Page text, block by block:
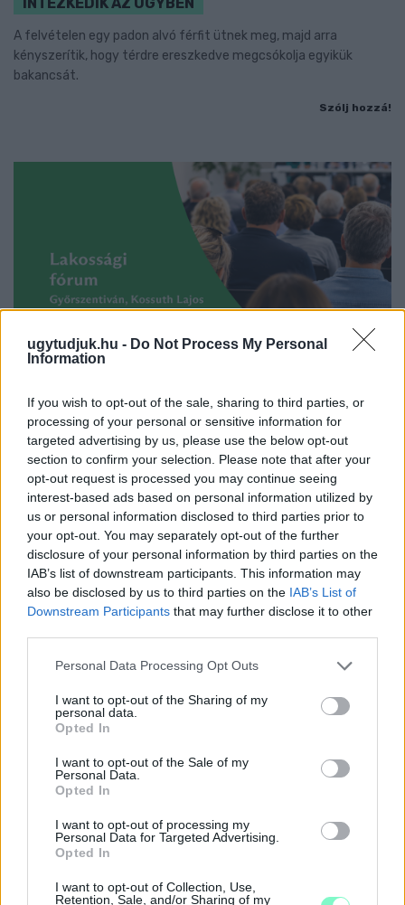
ugytudjuk.hu - Do Not Process My Personal
Information
If you wish to opt-out of the sale, sharing to third parties, or
processing of your personal or sensitive information for
targeted advertising by us, please use the below opt-out
section to confirm your selection. Please note that after your
opt-out request is processed you may continue seeing
interest-based ads based on personal information utilized by
us or personal information disclosed to third parties prior to
your opt-out. You may separately opt-out of the further
disclosure of your personal information by third parties on the
IAB’s list of downstream participants. This information may
also be disclosed by us to third parties on the IAB’s List of
Downstream Participants that may further disclose it to other
Please note that this website/app uses one or more Google
not limited to your visit or usage behaviour. You may click to
grant or deny consent to Google and its third-party tags to
use your data for below specified purposes in below Google
consent section.
Personal Data Processing Opt Outs
I want to opt-out of the Sharing of my
personal data.
Opted In
I want to opt-out of the Sale of my
Personal Data.
Opted In
I want to opt-out of processing my
Personal Data for Targeted Advertising.
Opted In
I want to opt-out of Collection, Use,
Retention, Sale, and/or Sharing of my
A felvételen egy padon alvó férfit ütnek meg, majd arra
kényszerítik, hogy térdre ereszkedve megcsókolja egyikük
bakancsát.
Szólj hozzá!
LAKOSSÁGI FÓRUMON MUTATJÁK BE A
GYŐRSZENTIVÁNI KÖR TÉR FELÚJÍTÁSÁNAK
TERVEIT
Augusztus 6-án a beruházás ütemezéséről és az új kerékpárút
építéséről is tájékoztatják az érdeklődőket.
Szólj hozzá!
A NAPOKBAN BEFEJEZŐDIK A GYŐRI